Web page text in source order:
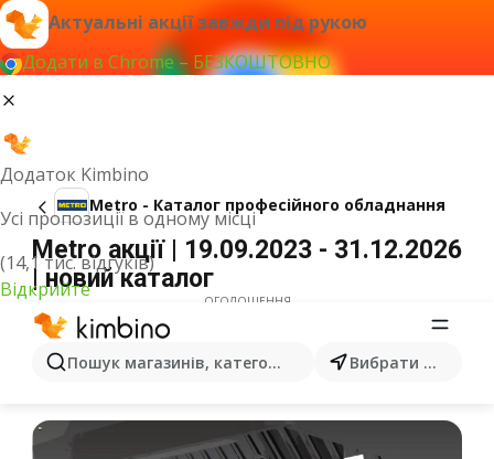
Актуальні акції завжди під рукою
Додати в Chrome – БЕЗКОШТОВНО
Додаток Kimbino
Усі пропозиції в одному місці
(14,1 тис. відгуків)
Відкрийте
Пошук магазинів, категорій, товарів... Вибрати місто
Metro - Каталог професійного обладнання
Metro акції | 19.09.2023 - 31.12.2026
| новий каталог
ОГОЛОШЕННЯ